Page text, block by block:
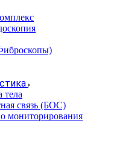
тела
связь (БОС)
мониторирования